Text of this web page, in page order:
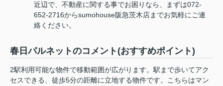
近辺で、不動産に関する事でお困りなら、まずは072-
652-2716からsumohouse阪急茨木店までお気軽にご連
絡ください。
春日パルネットのコメント(おすすめポイント)
2駅利用可能な物件で移動範囲が広がります。駅まで歩いてアク
セスできる、徒歩5分の距離に立地する物件です。こちらはマン